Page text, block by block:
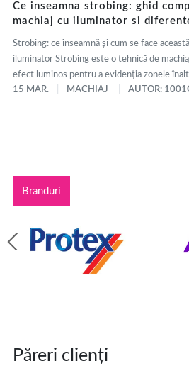
Ce inseamna strobing: ghid
machiaj cu iluminator si
Strobing: ce înseamnă și cum se face
iluminator Strobing este o tehnică de
efect luminos pentru a evidenția zonele
15 MAR.
MACHIAJ AUTOR:
Branduri
Păreri clienți